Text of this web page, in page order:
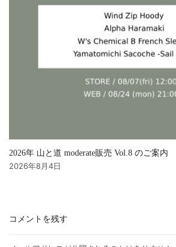
2026年 山と道 moderate販売 Vol.8 のご案内
2026年8月4日
コメントを残す